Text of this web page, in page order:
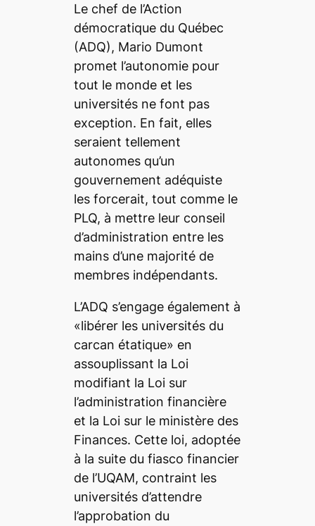
Le chef de l’Action
démocratique du Québec
(ADQ), Mario Dumont
promet l’autonomie pour
tout le monde et les
universités ne font pas
exception. En fait, elles
seraient tellement
autonomes qu’un
gouvernement adéquiste
les forcerait, tout comme le
PLQ, à mettre leur conseil
d’administration entre les
mains d’une majorité de
membres indépendants.
L’ADQ s’engage également à
«libérer les universités du
carcan étatique» en
assouplissant la Loi
modifiant la Loi sur
l’administration financière
et la Loi sur le ministère des
Finances. Cette loi, adoptée
à la suite du fiasco financier
de l’UQAM, contraint les
universités d’attendre
l’approbation du